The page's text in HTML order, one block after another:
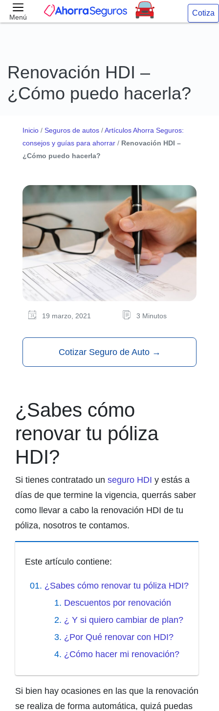
Menú Cotiza
Renovación HDI –
¿Cómo puedo hacerla?
Inicio / Seguros de autos /Artículos Ahorra Seguros:
consejos y guías para ahorrar / Renovación HDI –
¿Cómo puedo hacerla?
19 marzo, 2021 3 Minutos
Cotizar Seguro de Auto →
¿Sabes cómo
renovar tu póliza
HDI?
Si tienes contratado un seguro HDI y estás a
días de que termine la vigencia, querrás saber
como llevar a cabo la renovación HDI de tu
póliza, nosotros te contamos.
Este artículo contiene:
¿Sabes cómo renovar tu póliza HDI?
Descuentos por renovación
¿ Y si quiero cambiar de plan?
¿Por Qué renovar con HDI?
¿Cómo hacer mi renovación?
Si bien hay ocasiones en las que la renovación
se realiza de forma automática, quizá puedas